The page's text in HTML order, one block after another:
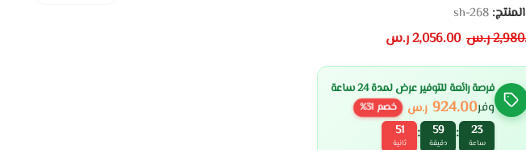
sh-268
ر.س 2,056.00ر.س
فرصة رائعة للتوفير عرض لمدة 24 ساعة
وفر924.00 ر.س خصم 31
%
23
ساعة :
59
دقيقة :
50
ثانية